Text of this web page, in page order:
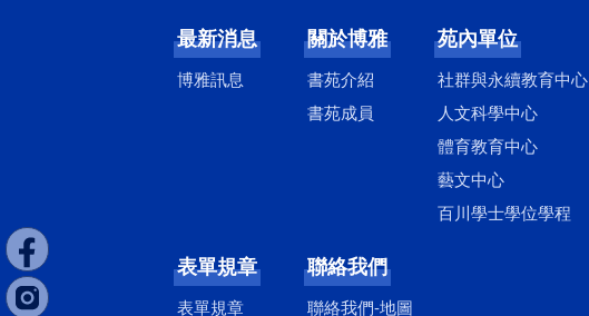
最新消息
博雅訊息
關於博雅
書苑介紹
書苑成員
苑內單位
社群與永續教育中心
人文科學中心
體育教育中心
藝文中心
百川學士學位學程
表單規章
表單規章
聯絡我們
聯絡我們-地圖